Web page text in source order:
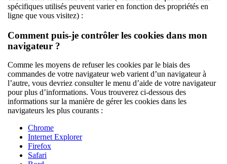
spécifiques utilisés peuvent varier en fonction des propriétés en
ligne que vous visitez) :
Comment puis-je contrôler les cookies dans mon
navigateur ?
Comme les moyens de refuser les cookies par le biais des
commandes de votre navigateur web varient d’un navigateur à
l’autre, vous devriez consulter le menu d’aide de votre navigateur
pour plus d’informations. Vous trouverez ci-dessous des
informations sur la manière de gérer les cookies dans les
navigateurs les plus courants :
Chrome
Internet Explorer
Firefox
Safari